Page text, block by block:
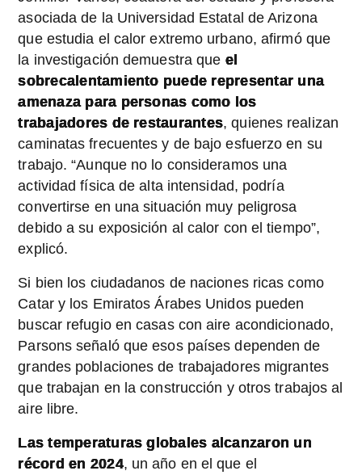
asociada de la Universidad Estatal de Arizona
que estudia el calor extremo urbano, afirmó que
la investigación demuestra que el
sobrecalentamiento puede representar una
amenaza para personas como los
trabajadores de restaurantes, quienes realizan
caminatas frecuentes y de bajo esfuerzo en su
trabajo. “Aunque no lo consideramos una
actividad física de alta intensidad, podría
convertirse en una situación muy peligrosa
debido a su exposición al calor con el tiempo”,
explicó.
Si bien los ciudadanos de naciones ricas como
Catar y los Emiratos Árabes Unidos pueden
buscar refugio en casas con aire acondicionado,
Parsons señaló que esos países dependen de
grandes poblaciones de trabajadores migrantes
que trabajan en la construcción y otros trabajos al
aire libre.
Las temperaturas globales alcanzaron un
récord en 2024, un año en el que el